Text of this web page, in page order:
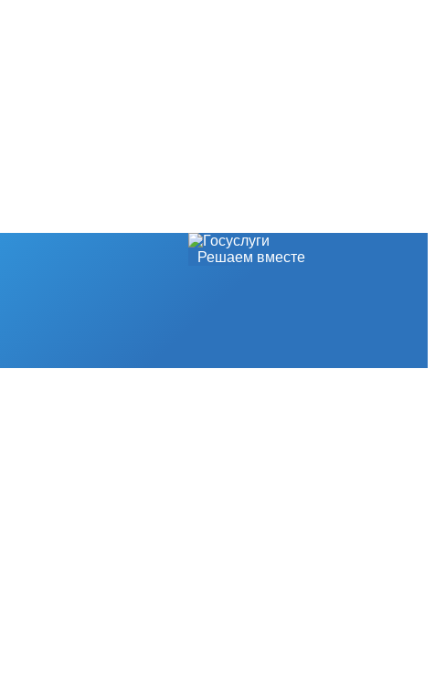
Решаем вместе